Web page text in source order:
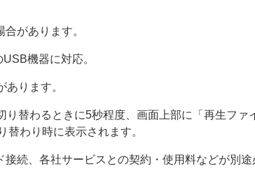
があります。
機器に対応。
ります。
替わるときに5秒程度、画面上部に「再生フ
わり時に表示されます。
続、各社サービスとの契約・使用料などが別途